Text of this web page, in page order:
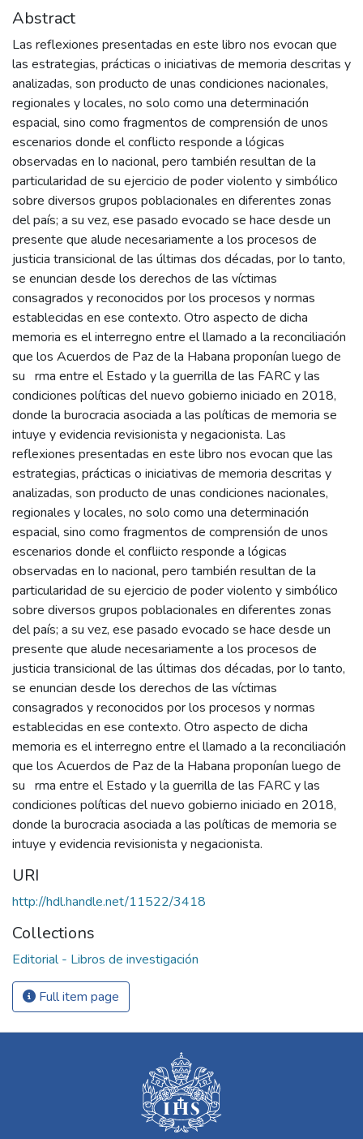
Abstract
Las reflexiones presentadas en este libro nos evocan que
las estrategias, prácticas o iniciativas de memoria descritas y
analizadas, son producto de unas condiciones nacionales,
regionales y locales, no solo como una determinación
espacial, sino como fragmentos de comprensión de unos
escenarios donde el conflicto responde a lógicas
observadas en lo nacional, pero también resultan de la
particularidad de su ejercicio de poder violento y simbólico
sobre diversos grupos poblacionales en diferentes zonas
del país; a su vez, ese pasado evocado se hace desde un
presente que alude necesariamente a los procesos de
justicia transicional de las últimas dos décadas, por lo tanto,
se enuncian desde los derechos de las víctimas
consagrados y reconocidos por los procesos y normas
establecidas en ese contexto. Otro aspecto de dicha
memoria es el interregno entre el llamado a la reconciliación
que los Acuerdos de Paz de la Habana proponían luego de
su rma entre el Estado y la guerrilla de las FARC y las
condiciones políticas del nuevo gobierno iniciado en 2018,
donde la burocracia asociada a las políticas de memoria se
intuye y evidencia revisionista y negacionista. Las
reflexiones presentadas en este libro nos evocan que las
estrategias, prácticas o iniciativas de memoria descritas y
analizadas, son producto de unas condiciones nacionales,
regionales y locales, no solo como una determinación
espacial, sino como fragmentos de comprensión de unos
escenarios donde el confliicto responde a lógicas
observadas en lo nacional, pero también resultan de la
particularidad de su ejercicio de poder violento y simbólico
sobre diversos grupos poblacionales en diferentes zonas
del país; a su vez, ese pasado evocado se hace desde un
presente que alude necesariamente a los procesos de
justicia transicional de las últimas dos décadas, por lo tanto,
se enuncian desde los derechos de las víctimas
consagrados y reconocidos por los procesos y normas
establecidas en ese contexto. Otro aspecto de dicha
memoria es el interregno entre el llamado a la reconciliación
que los Acuerdos de Paz de la Habana proponían luego de
su rma entre el Estado y la guerrilla de las FARC y las
condiciones políticas del nuevo gobierno iniciado en 2018,
donde la burocracia asociada a las políticas de memoria se
intuye y evidencia revisionista y negacionista.
URI
http://hdl.handle.net/11522/3418
Collections
Editorial - Libros de investigación
Full item page